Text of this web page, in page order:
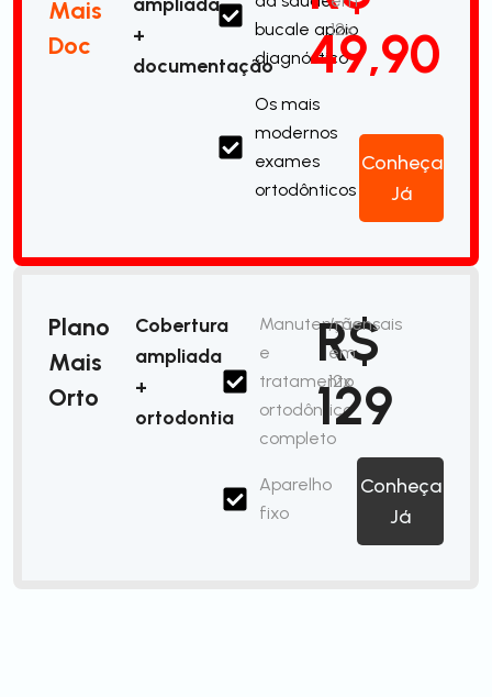
Mais
Doc
+
documentação
bucale apoio
diagnóstico
Os mais
modernos
exames
ortodônticos
49,90
12x
Conheça
Já
Plano
Mais
Orto
Cobertura
ampliada
+
ortodontia
Manutenção
e
tratamento
ortodôntico
completo
Aparelho
fixo
R$
129
/mensais
em
12x
Conheça
Já